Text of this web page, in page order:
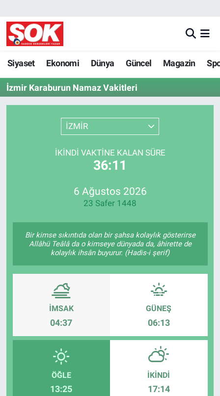
Siyaset Ekonomi Dünya Güncel Magazin
İzmir Karaburun Namaz Vakitleri
İZMİR
İKINDI VAKTINE KALAN SÜRE
36:11
6 Ağustos 2026
23 Safer 1448
Bir kimse sıkıntıda olan bir şahsa kolaylık gösterirse
Allâhü Teâlâ da o kimseye dünyada da, âhirette de
kolaylık ihsân buyurur. (Hadis-i şerif)
İMSAK
04:37
GÜNEŞ
06:13
ÖĞLE
13:25
İKINDI
17:14
GÜNDEM
DÜNYA
SPOR
KÜLTÜR SANAT
SAĞLIK
EĞİTİM
ÖZEL HABER
Keşfet
ASTROLOJİ
MANŞET
Nöbetçi Eczaneler
Hava Durumu
İstanbul Namaz Vakitleri
Süper Lig Puan Durumu ve Fikstür
Son Dakika Haberleri